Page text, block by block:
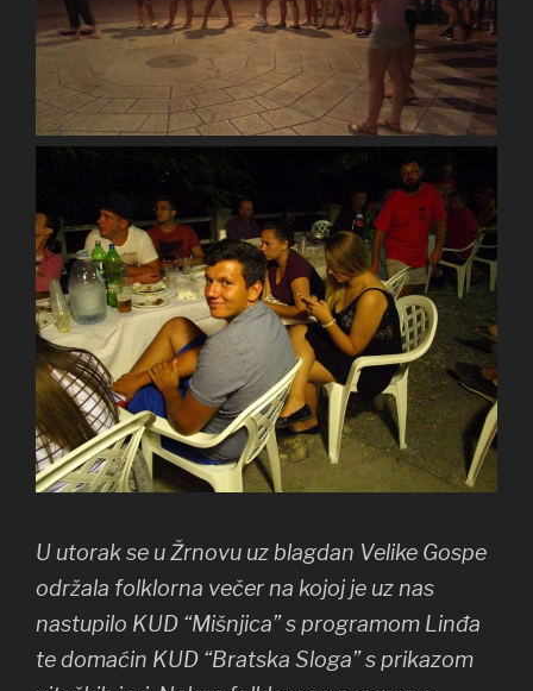
U utorak se u Žrnovu uz blagdan Velike Gospe
održala folklorna večer na kojoj je uz nas
nastupilo KUD “Mišnjica” s programom Linđa
te domaćin KUD “Bratska Sloga” s prikazom